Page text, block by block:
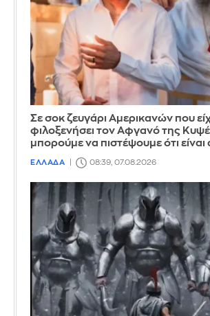
Σε σοκ ζευγάρι Αμερικανών που
φιλοξενήσει τον Αφγανό της
μπορούμε να πιστέψουμε ότι είναι
ΕΛΛΑΔΑ 08:39, 07.08.2026